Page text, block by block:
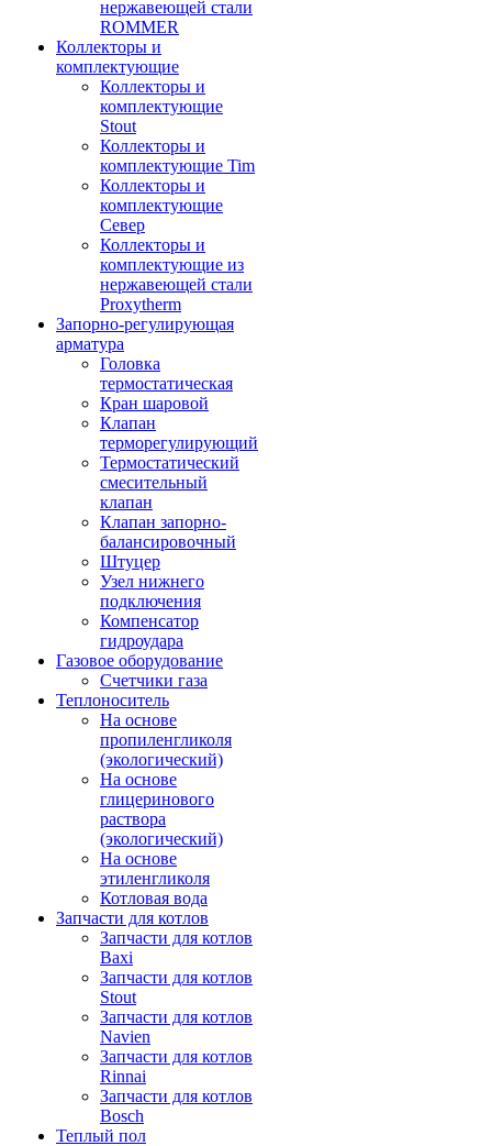
нержавеющей стали
ROMMER
Коллекторы и
комплектующие
Коллекторы и
комплектующие
Stout
Коллекторы и
комплектующие Tim
Коллекторы и
комплектующие
Север
Коллекторы и
комплектующие из
нержавеющей стали
Proxytherm
Запорно-регулирующая
арматура
Головка
термостатическая
Кран шаровой
Клапан
терморегулирующий
Термостатический
смесительный
клапан
Клапан запорно-
балансировочный
Штуцер
Узел нижнего
подключения
Компенсатор
гидроудара
Газовое оборудование
Счетчики газа
Теплоноситель
На основе
пропиленгликоля
(экологический)
На основе
глицеринового
раствора
(экологический)
На основе
этиленгликоля
Котловая вода
Запчасти для котлов
Запчасти для котлов
Baxi
Запчасти для котлов
Stout
Запчасти для котлов
Navien
Запчасти для котлов
Rinnai
Запчасти для котлов
Bosch
Теплый пол